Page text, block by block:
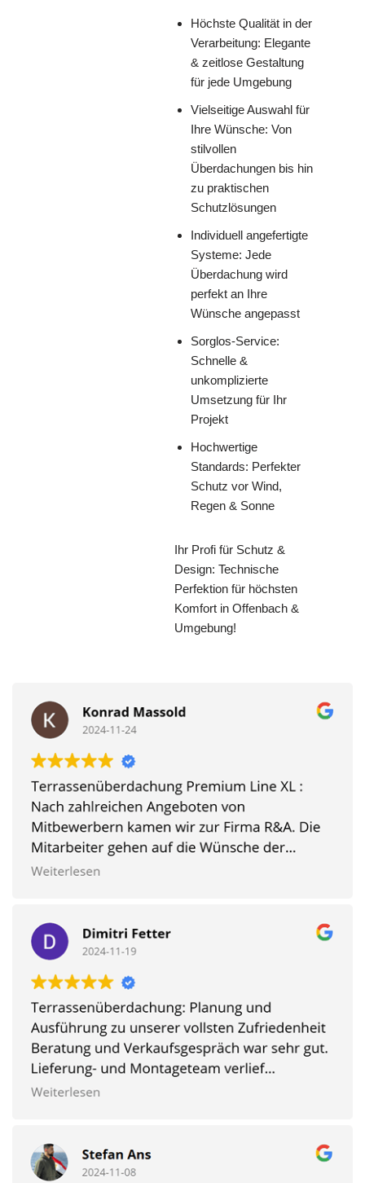
Höchste Qualität in der
Verarbeitung: Elegante
& zeitlose Gestaltung
für jede Umgebung
Vielseitige Auswahl für
Ihre Wünsche: Von
stilvollen
Überdachungen bis hin
zu praktischen
Schutzlösungen
Individuell angefertigte
Systeme: Jede
Überdachung wird
perfekt an Ihre
Wünsche angepasst
Sorglos-Service:
Schnelle &
unkomplizierte
Umsetzung für Ihr
Projekt
Hochwertige
Standards: Perfekter
Schutz vor Wind,
Regen & Sonne
Ihr Profi für Schutz &
Design: Technische
Perfektion für höchsten
Komfort in Offenbach &
Umgebung!